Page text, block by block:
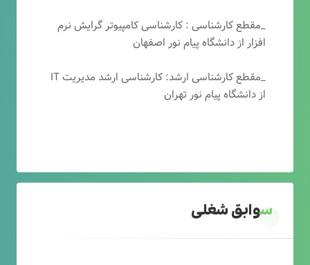
_مقطع کارشناسی : کارشناسی کامپیوتر گرایش نرم
افزار از دانشگاه پیام نور اصفهان
_مقطع کارشناسی ارشد: کارشناسی ارشد مدیریت IT
از دانشگاه پیام نور تهران
سوابق شغلی